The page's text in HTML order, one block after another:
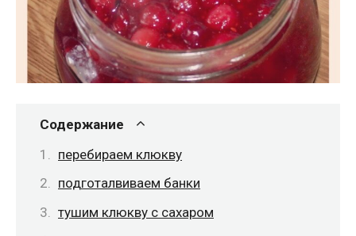
Содержание
перебираем клюкву
подготалвиваем банки
тушим клюкву с сахаром